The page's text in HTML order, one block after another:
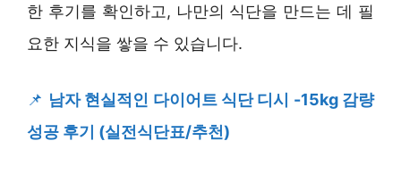
한 후기를 확인하고, 나만의 식단을 만드는 데 필
요한 지식을 쌓을 수 있습니다.
📌 남자 현실적인 다이어트 식단 디시 -15kg 감량
성공 후기 (실전식단표/추천)